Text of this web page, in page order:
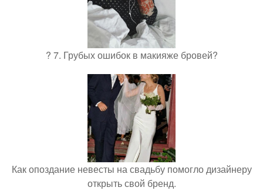
? 7. Грубых ошибок в макияже бровей?
Как опоздание невесты на свадьбу помогло дизайнеру
открыть свой бренд.